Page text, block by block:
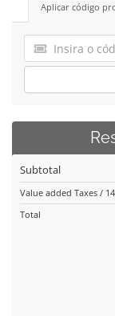
Aplicar código
Subtotal
Total